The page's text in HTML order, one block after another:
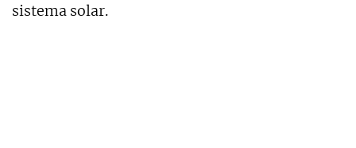
sistema solar.